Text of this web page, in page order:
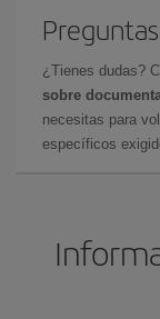
¿Tienes dudas?
sobre
necesitas para
específicos